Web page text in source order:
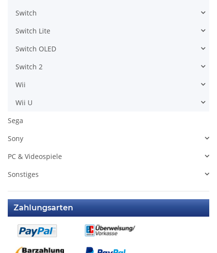
Switch
Switch Lite
Switch OLED
Switch 2
Wii
Wii U
Sega
Sony
PC & Videospiele
Sonstiges
Zahlungsarten